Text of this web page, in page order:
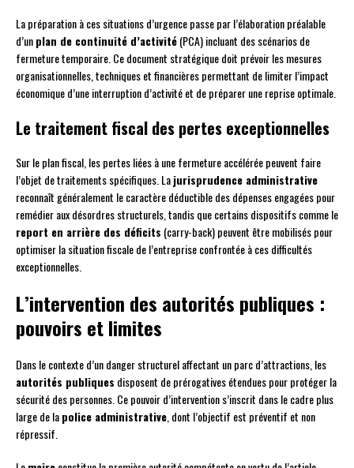
La préparation à ces situations d’urgence passe par l’élaboration préalable
d’unplan de continuité d’activité(PCA) incluant des scénarios de
fermeture temporaire. Ce document stratégique doit prévoir les mesures
organisationnelles, techniques et financières permettant de limiter l’impact
économique d’une interruption d’activité et de préparer une reprise optimale.
Le traitement fiscal des pertes exceptionnelles
Sur le plan fiscal, les pertes liées à une fermeture accélérée peuvent faire
l’objet de traitements spécifiques. Lajurisprudence administrative
reconnaît généralement le caractère déductible des dépenses engagées pour
remédier aux désordres structurels, tandis que certains dispositifs comme le
report en arrière des déficits (carry-back) peuvent être mobilisés pour
optimiser la situation fiscale de l’entreprise confrontée à ces difficultés
exceptionnelles.
L’intervention des autorités publiques :
pouvoirs et limites
Dans le contexte d’un danger structurel affectant un parc d’attractions, les
autorités publiques disposent de prérogatives étendues pour protéger la
sécurité des personnes. Ce pouvoir d’intervention s’inscrit dans le cadre plus
large de lapolice administrative , dont l’objectif est préventif et non
répressif.